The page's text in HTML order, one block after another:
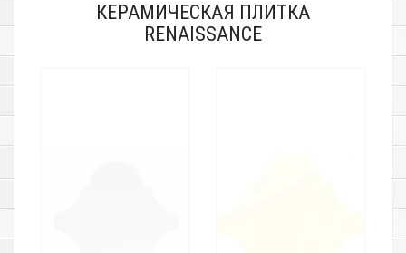
КЕРАМИЧЕСКАЯ ПЛИТКА
RENAISSANCE